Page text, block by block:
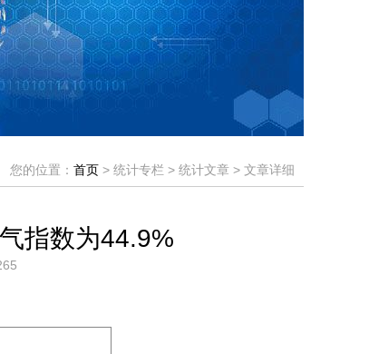
您的位置： 首页 > 统计专栏 > 统计文章 > 文章详细
指数为44.9%